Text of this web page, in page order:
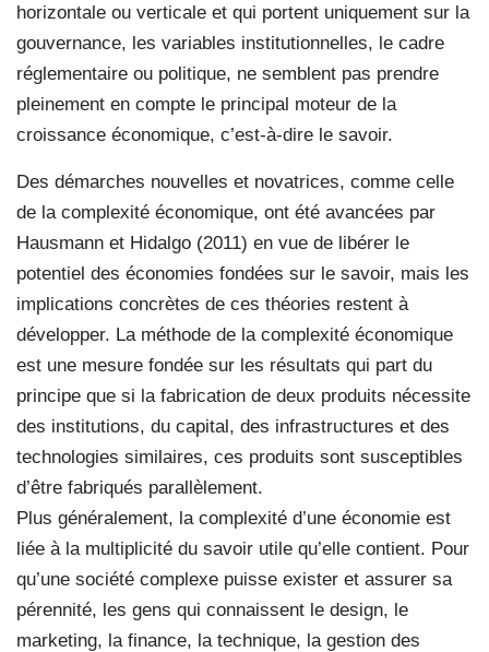
horizontale ou verticale et qui portent uniquement sur la
gouvernance, les variables institutionnelles, le cadre
réglementaire ou politique, ne semblent pas prendre
pleinement en compte le principal moteur de la
croissance économique, c’est-à-dire le savoir.
Des démarches nouvelles et novatrices, comme celle
de la complexité économique, ont été avancées par
Hausmann et Hidalgo (2011) en vue de libérer le
potentiel des économies fondées sur le savoir, mais les
implications concrètes de ces théories restent à
développer. La méthode de la complexité économique
est une mesure fondée sur les résultats qui part du
principe que si la fabrication de deux produits nécessite
des institutions, du capital, des infrastructures et des
technologies similaires, ces produits sont susceptibles
d’être fabriqués parallèlement.
Plus généralement, la complexité d’une économie est
liée à la multiplicité du savoir utile qu’elle contient. Pour
qu’une société complexe puisse exister et assurer sa
pérennité, les gens qui connaissent le design, le
marketing, la finance, la technique, la gestion des